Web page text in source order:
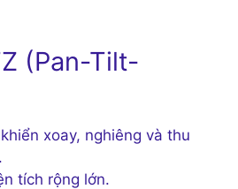
(Pan-Tilt-
xoay, nghiêng và thu
tích rộng lớn.